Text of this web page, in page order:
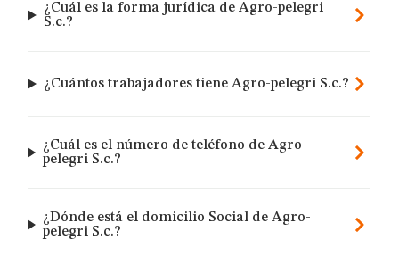
¿Cuál es la forma jurídica de Agro-pelegri
S.c.?
¿Cuántos trabajadores tiene Agro-pelegri S.c.?
¿Cuál es el número de teléfono de Agro-
pelegri S.c.?
¿Dónde está el domicilio Social de Agro-
pelegri S.c.?